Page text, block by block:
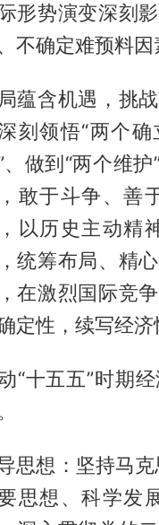
形势演变深刻
不确定难预料因
蕴含机遇，挑
刻领悟“两个确
、做到“两个维
敢于斗争、善
以历史主动精
统筹布局、精
在激烈国际竞
定性，续写经济
“十五五”时期
思想：坚持马
思想、科学发